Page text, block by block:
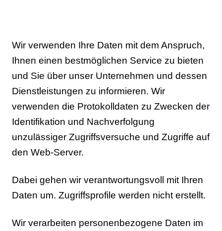
Wir verwenden Ihre Daten mit dem Anspruch,
Ihnen einen bestmöglichen Service zu bieten
und Sie über unser Unternehmen und dessen
Dienstleistungen zu informieren. Wir
verwenden die Protokolldaten zu Zwecken der
Identifikation und Nachverfolgung
unzulässiger Zugriffsversuche und Zugriffe auf
den Web-Server.
Dabei gehen wir verantwortungsvoll mit Ihren
Daten um. Zugriffsprofile werden nicht erstellt.
Wir verarbeiten personenbezogene Daten im